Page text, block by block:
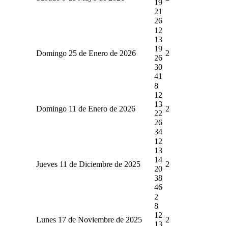
19
21
26
Domingo 25 de Enero de 2026
12
13
19
26
30
41
2
Domingo 11 de Enero de 2026
8
12
13
22
26
34
2
Jueves 11 de Diciembre de 2025
12
13
14
20
38
46
2
Lunes 17 de Noviembre de 2025
2
8
12
13
2